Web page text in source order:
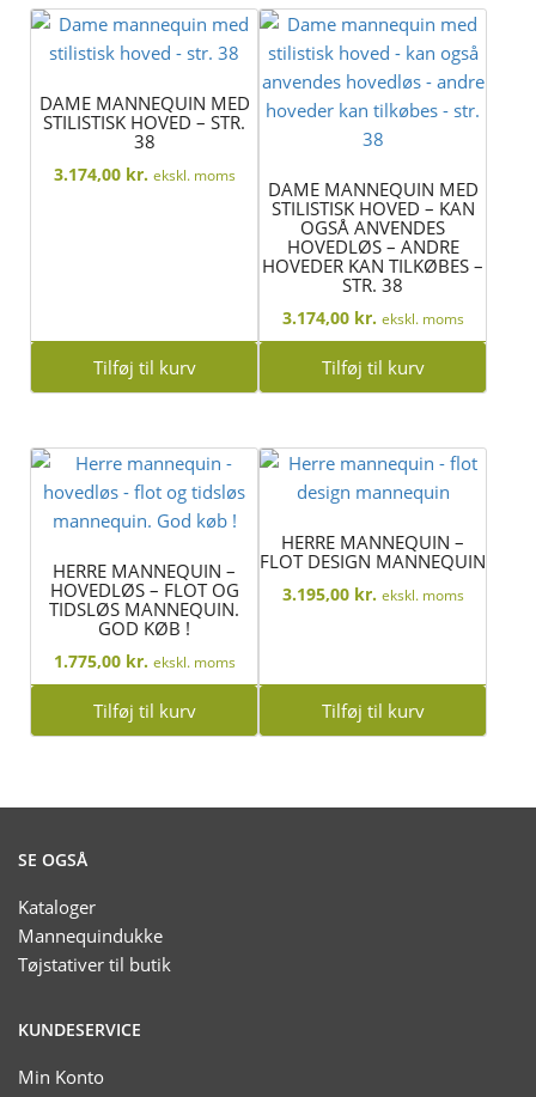
DAME MANNEQUIN MED
STILISTISK HOVED – STR.
38
3.174,00 kr. ekskl. moms
Tilføj til kurv
DAME MANNEQUIN MED
STILISTISK HOVED – KAN
OGSÅ ANVENDES
HOVEDLØS – ANDRE
HOVEDER KAN TILKØBES –
STR. 38
3.174,00 kr. ekskl. moms
Tilføj til kurv
HERRE MANNEQUIN –
HOVEDLØS – FLOT OG
TIDSLØS MANNEQUIN.
GOD KØB !
1.775,00 kr. ekskl. moms
Tilføj til kurv
HERRE MANNEQUIN –
FLOT DESIGN MANNEQUIN
3.195,00 kr. ekskl. moms
Tilføj til kurv
SE OGSÅ
Kataloger
Mannequindukke
Tøjstativer til butik
KUNDESERVICE
Min Konto